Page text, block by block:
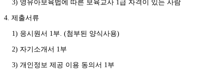
3) 영유아보육법에 따른 보육교사 1급 자격이 있는 사람
4. 제출서류
1) 응시원서 1부. (첨부된 양식사용)
2) 자기소개서 1부
3) 개인정보 제공 이용 동의서 1부